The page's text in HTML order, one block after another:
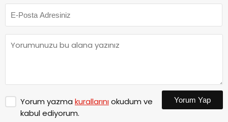
Yorum yazma kurallarınıokudum ve
kabul ediyorum.
Yorum Yap